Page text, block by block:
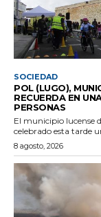
SOCIEDAD
POL (LUGO),
RECUERDA EN
PERSONAS
El municipio lucense
celebrado esta tarde
8 agosto, 2026